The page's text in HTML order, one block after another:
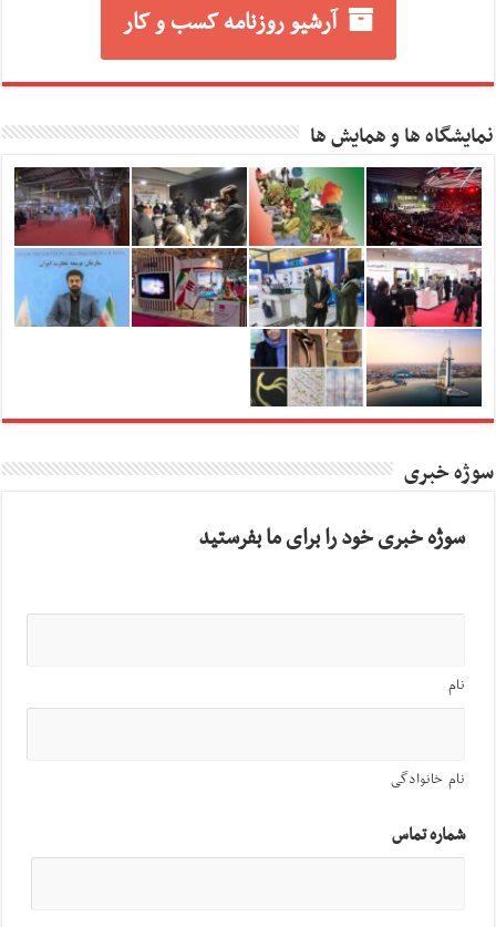
آرشیو روزنامه کسب و کار
نمایشگاه ها و همایش ها
سوژه خبری
سوژه خبری خود را برای ما بفرستید
نام
نام خانوادگی
شماره تماس